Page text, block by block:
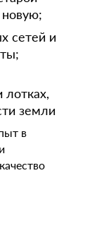
сетей и
лотках,
земли
в